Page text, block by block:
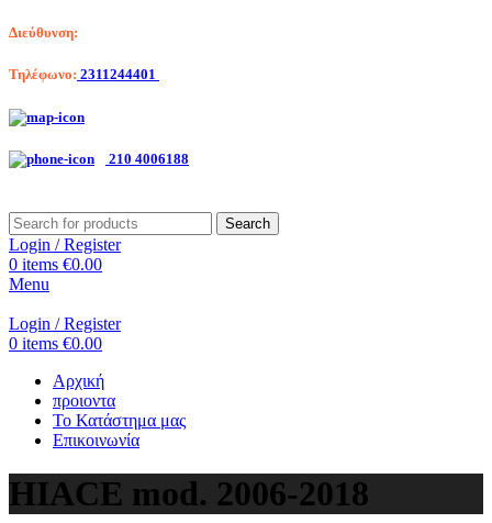
Διεύθυνση:
Τηλέφωνο: 2311244401
210 4006188
Search
Login / Register
0 items €0.00
Menu
Login / Register
0 items €0.00
Αρχική
προιοντα
Το Κατάστημα μας
Επικοινωνία
HIACE mod. 2006-2018